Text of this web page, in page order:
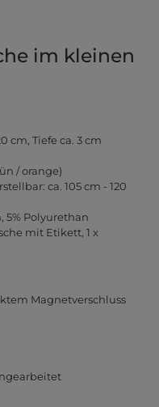
im kleinen
cm, Tiefe ca. 3 cm
/ orange)
ca. 105 cm - 120
5% Polyurethan
mit Etikett, 1 x
Magnetverschluss